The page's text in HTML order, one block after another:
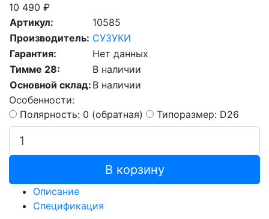
10 490 ₽
Артикул:
10585
Производитель: СУЗУКИ
Гарантия:
Нет данных
Тимме 28:
В наличии
Основной склад: В наличии
Особенности:
Полярность: 0 (обратная)
Типоразмер: D26
В корзину
Описание
Спецификация